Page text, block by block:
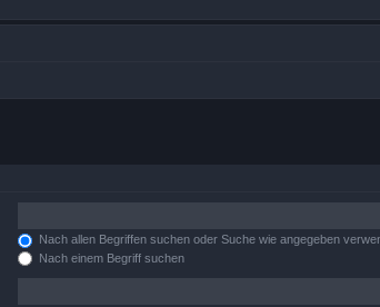
Nach allen Begriffen suchen oder Suche wie angegeben
Nach einem Begriff suchen